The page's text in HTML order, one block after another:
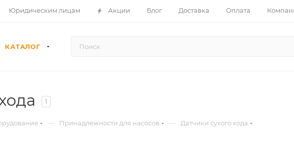
Юридическим лицам Акции Блог Доставка Оплата
КАТАЛОГ
1
— Принадлежности для насосов — Датчики сухого хода